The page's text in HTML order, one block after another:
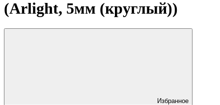
(Arlight, 5мм (круглый))
Избранное